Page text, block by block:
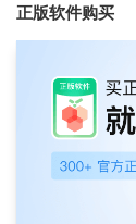
正版软件购买